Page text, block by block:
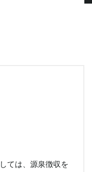
ては、源泉徴収を